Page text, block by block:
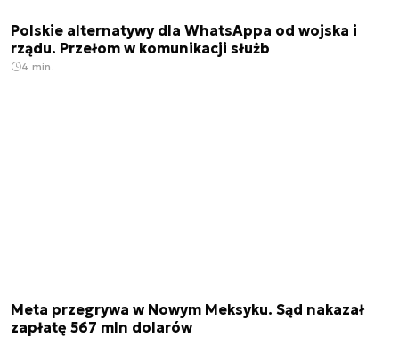
Polskie alternatywy dla WhatsAppa od wojska i
rządu. Przełom w komunikacji służb
4 min.
Meta przegrywa w Nowym Meksyku. Sąd nakazał
zapłatę 567 mln dolarów